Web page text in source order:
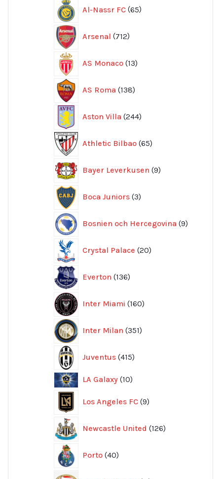
Al-Nassr FC 65
produkter
Arsenal 712
produkter
AS Monaco 13
produkter
AS Roma 138
produkter
Aston Villa 244
produkter
Athletic Bilbao 65
produkter
Bayer Leverkusen 9
produkter
Boca Juniors 3
produkter
Bosnien och Hercegovina 9
produkter
Crystal Palace 20
produkter
Everton 136
produkter
Inter Miami 160
produkter
Inter Milan 351
produkter
Juventus 415
produkter
LA Galaxy 1010
Los Angeles FC 9
produkter
Newcastle United 126
produkter
Porto 40
produkter